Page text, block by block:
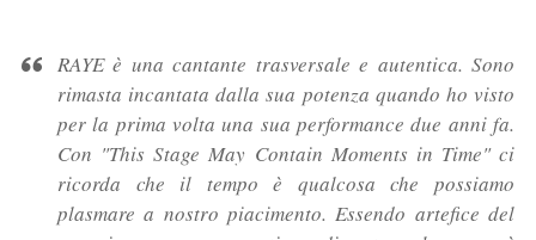
RAYE è una cantante trasversale e autentica. Sono
rimasta incantata dalla sua potenza quando ho visto
per la prima volta una sua performance due anni fa.
Con "This Stage May Contain Moments in Time" ci
ricorda che il tempo è qualcosa che possiamo
plasmare a nostro piacimento. Essendo artefice del